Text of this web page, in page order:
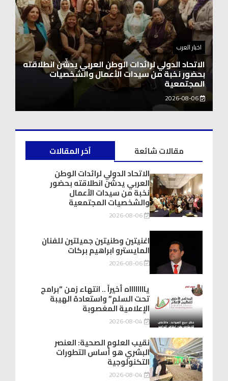
اخبار العرب
اغنيتين وطنيتين جميلتين للفنان المايسترو ابراهيم
بركات
2026-08-06
آخر المقالات
مقالات شائعة
الاتحاد الدولي لرائدات الوطن
العربي يدشّن انطلاقته بحضور
نخبة من سيدات الأعمال
والشخصيات المجتمعية
2026-08-06
اغنيتين وطنيتين جميلتين للفنان
المايسترو ابراهيم بركات
2026-08-06
يااااااااه أخيراً .. انتهاء زمن “برامج
تحت السلم” واستعادة الهيبة
الإعلامية المغصوبة
2026-08-04
نقيب العلوم الصحية: العنصر
البشري هو أساس التطورات
التكنولوجية
2026-08-04